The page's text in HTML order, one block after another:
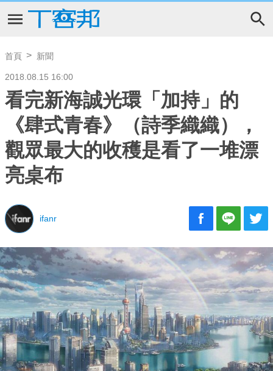
首頁 新聞
2018.08.15 16:00
看完新海誠光環「加持」的
《肆式青春》（詩季織織），
觀眾最大的收穫是看了一堆漂
亮桌布
ifanr